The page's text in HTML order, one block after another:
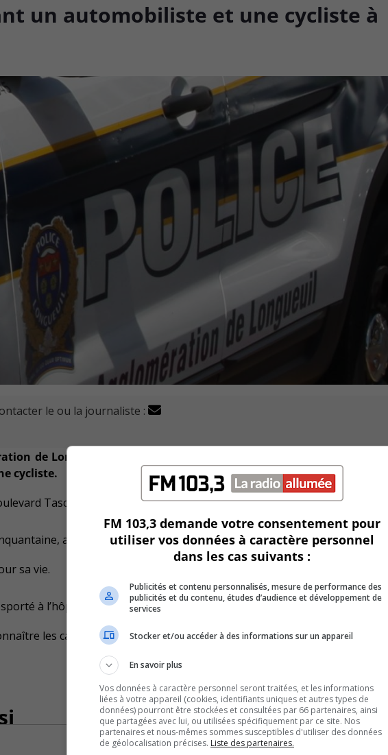
un automobiliste et une cycliste à
le ou la journaliste :
de Longueuil (SPAL) rapporte qu’une collision a eu lieue cette
cycliste.
Taschereau en direction est, près de l’embranchement du viaduc
a été transportée à l’hôpital en raison de ses blessures
sa vie.
à l’hôpital. L’homme dans la cinquantaine aurait subi un choc nerveux.
les causes exactes de l’accident.
FM 103,3 demande votre consentement pour
utiliser vos données à caractère personnel
dans les cas suivants :
Publicités et contenu personnalisés, mesure de performance des
publicités et du contenu, études d’audience et développement de
services
Stocker et/ou accéder à des informations sur un appareil
En savoir plus
Vos données à caractère personnel seront traitées, et les informations
liées à votre appareil (cookies, identifiants uniques et autres types de
données) pourront être stockées et consultées par 66 partenaires, ainsi
que partagées avec lui, ou utilisées spécifiquement par ce site. Nos
partenaires et nous-mêmes sommes susceptibles d'utiliser des données
de géolocalisation précises. Liste des partenaires.